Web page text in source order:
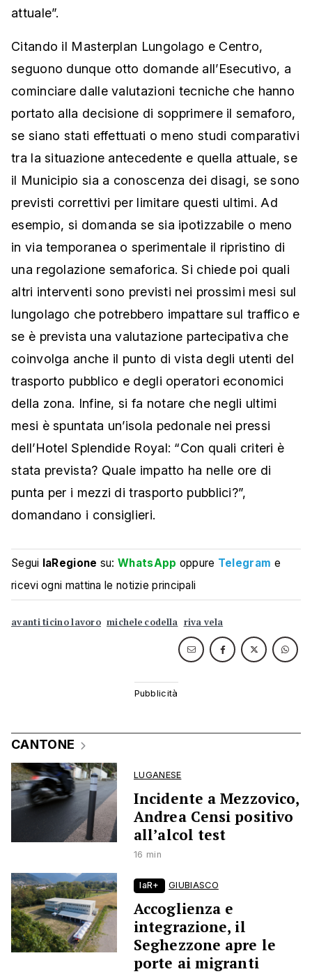
attuale”.
Citando il Masterplan Lungolago e Centro,
seguono dunque otto domande all’Esecutivo, a
cominciare dalle valutazioni tecniche che hanno
portato alla decisione di sopprimere il semaforo,
se siano stati effettuati o meno studi comparativi
tra la situazione antecedente e quella attuale, se
il Municipio sia a conoscenza dei disagi, se sono
previsti correttivi per limitare questi ultimi. Ad
esempio, si domanda se sia ipotizzabile o meno
in via temporanea o sperimentale il ripristino di
una regolazione semaforica. Si chiede poi quali
altri interventi sono previsti nei prossimi mesi sul
lungolago che potrebbero impattare sul traffico e
se è prevista una valutazione partecipativa che
coinvolga anche il punto di vista degli utenti del
trasporto pubblico e degli operatori economici
della zona. Infine, si fa notare che negli ultimi
mesi è spuntata un’isola pedonale nei pressi
dell’Hotel Splendide Royal: “Con quali criteri è
stata prevista? Quale impatto ha nelle ore di
punta per i mezzi di trasporto pubblici?”,
domandano i consiglieri.
Segui laRegione su:WhatsApp oppure Telegram e
ricevi ogni mattina le notizie principali
avanti ticino lavoro michele codella riva vela
CANTONE
LUGANESE
Incidente a Mezzovico,
Andrea Censi positivo
all’alcol test
16 min
laR+ GIUBIASCO
Accoglienza e
integrazione, il
Seghezzone apre le
porte ai migranti